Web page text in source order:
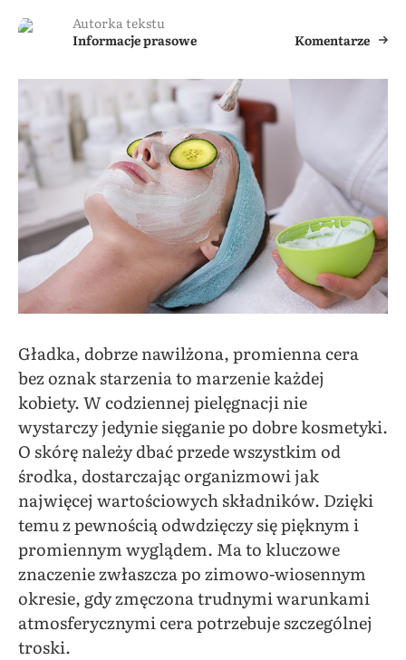
Autorka tekstu
Informacje prasowe
Komentarze
Gładka, dobrze nawilżona, promienna cera
bez oznak starzenia to marzenie każdej
kobiety. W codziennej pielęgnacji nie
wystarczy jedynie sięganie po dobre kosmetyki.
O skórę należy dbać przede wszystkim od
środka, dostarczając organizmowi jak
najwięcej wartościowych składników. Dzięki
temu z pewnością odwdzięczy się pięknym i
promiennym wyglądem. Ma to kluczowe
znaczenie zwłaszcza po zimowo-wiosennym
okresie, gdy zmęczona trudnymi warunkami
atmosferycznymi cera potrzebuje szczególnej
troski.